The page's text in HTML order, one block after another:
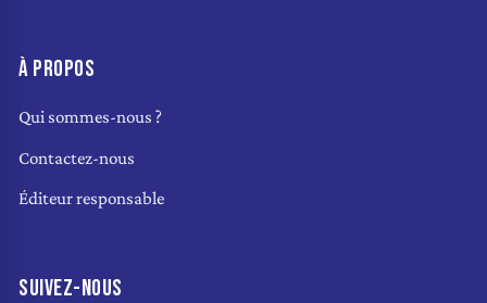
À PROPOS
Qui sommes-nous ?
Contactez-nous
Éditeur responsable
SUIVEZ-NOUS